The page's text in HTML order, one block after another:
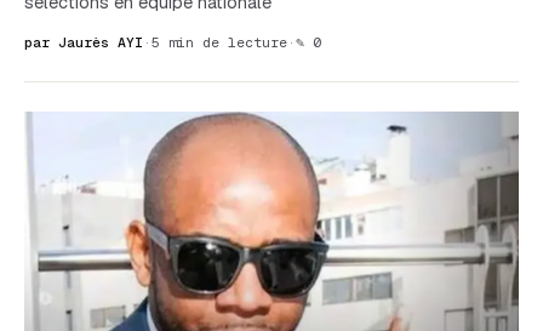
par Jaurès AYI · 5 min de lecture · ✎ 0